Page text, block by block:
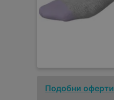
Подобни оферти